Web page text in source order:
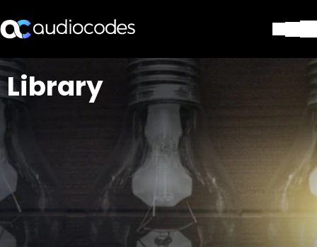
Soluciones
Productos y Aplicaciones
Partners
Servicios y Soporte Técnico
Empresa
Blog
Biblioteca
Contáctenos
Stay in the loop
Library